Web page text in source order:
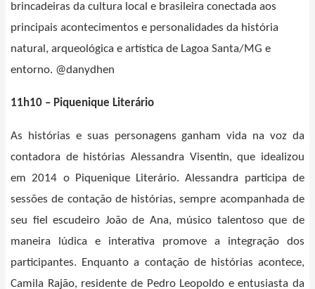
brincadeiras da cultura local e brasileira conectada aos
principais acontecimentos e personalidades da história
natural, arqueológica e artística de Lagoa Santa/MG e
entorno. @danydhen
11h10 – Piquenique Literário
As histórias e suas personagens ganham vida na voz da
contadora de histórias Alessandra Visentin, que idealizou
em 2014 o Piquenique Literário. Alessandra participa de
sessões de contação de histórias, sempre acompanhada de
seu fiel escudeiro João de Ana, músico talentoso que de
maneira lúdica e interativa promove a integração dos
participantes. Enquanto a contação de histórias acontece,
Camila Rajão, residente de Pedro Leopoldo e entusiasta da